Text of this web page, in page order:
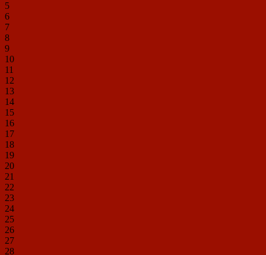
5
6
7
8
9
10
11
12
13
14
15
16
17
18
19
20
21
22
23
24
25
26
27
28